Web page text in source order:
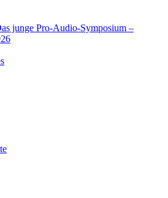
junge Pro-Audio-Symposium –